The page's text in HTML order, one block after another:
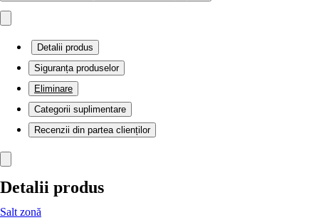
Detalii produs
Siguranța produselor
Eliminare
Categorii suplimentare
Recenzii din partea clienților
Detalii produs
Salt zonă